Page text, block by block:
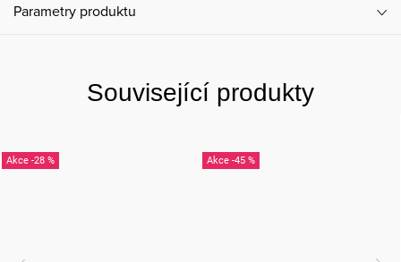
Parametry produktu
Související produkty
-28 % -45 %